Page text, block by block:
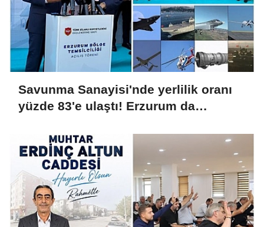
Savunma Sanayisi'nde yerlilik oranı
yüzde 83'e ulaştı! Erzurum da